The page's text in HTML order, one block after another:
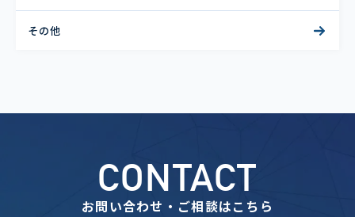
その他
CONTACT
お問い合わせ・ご相談はこちら